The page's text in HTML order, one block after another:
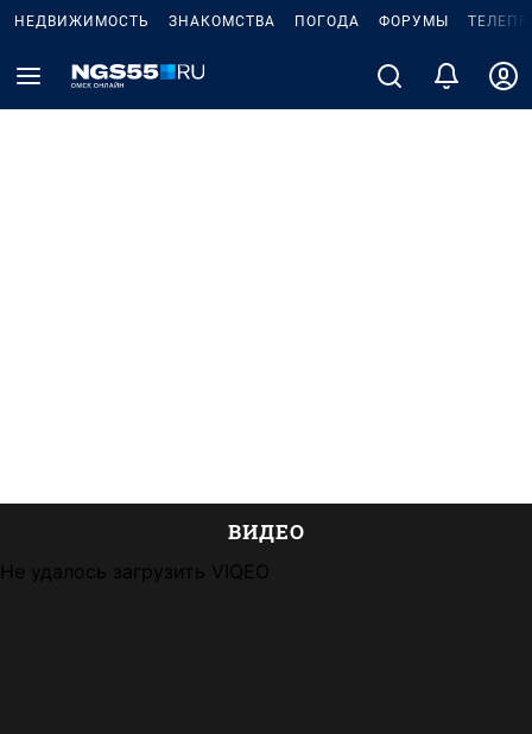
НЕДВИЖИМОСТЬ ЗНАКОМСТВА ПОГОДА ФОРУМЫ
ВИДЕО
Не удалось загрузить VIQEO